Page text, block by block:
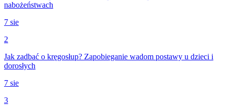
nabożeństwach
7 sie
2
Jak zadbać o kręgosłup? Zapobieganie wadom postawy u dzieci i
dorosłych
7 sie
3